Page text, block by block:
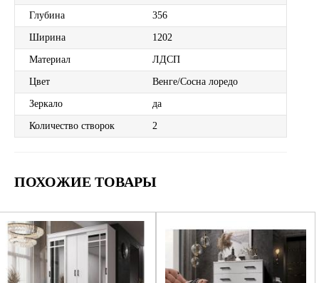
Глубина 356
Ширина 1202
Материал ЛДСП
Цвет Венге/Сосна лоредо
Зеркало да
Количество створок 2
ПОХОЖИЕ ТОВАРЫ